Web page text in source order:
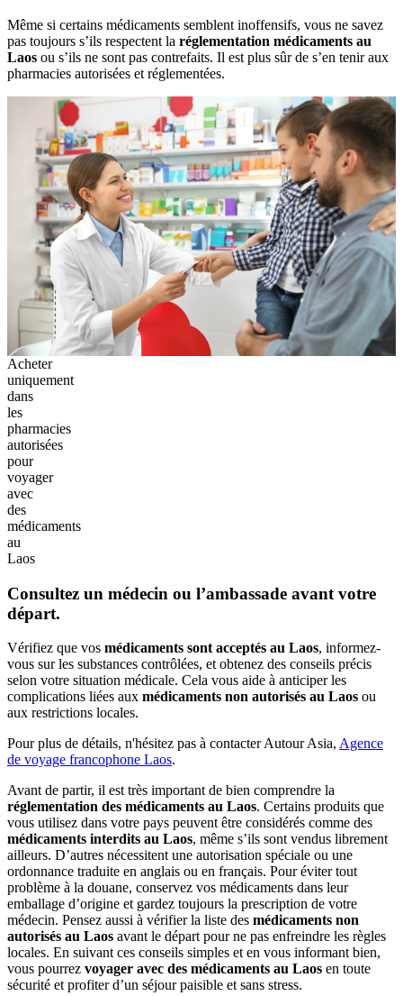
Même‎ si certains médicaments‎ semblent inoffensifs,‎ vous ne savez
pas‎ toujours s’ils‎ respectent la‎ réglementation médicaments‎ au
Laos ou s’ils‎ ne sont pas contrefaits.‎ Il est plus sûr‎ de s’en tenir‎ aux
pharmacies‎ autorisées et‎ réglementées.
Acheter
uniquement
dans
les
pharmacies
autorisées
pour
voyager
avec
des
médicaments
au
Laos
Consultez un médecin ou l’ambassade avant votre
départ.
Vérifiez que vos‎ médicaments‎ sont acceptés au‎ Laos, informez-
vous‎ sur les‎ substances contrôlées,‎ et obtenez des‎ conseils précis‎
selon votre situation‎ médicale. Cela‎ vous aide‎ à anticiper‎ les
complications‎ liées aux médicaments‎ non autorisés au‎ Laos ou
aux‎ restrictions locales.
Pour plus de‎ détails,‎ n'hésitez pas à contacter Autour Asia, Agence
de voyage francophone Laos.
Avant de‎ partir, il est‎ très important de‎ bien comprendre‎ la
réglementation‎ des médicaments‎ au Laos.‎ Certains produits‎ que
vous utilisez‎ dans votre pays‎ peuvent être considérés‎ comme‎ des
médicaments‎ interdits au Laos,‎ même s’ils sont vendus‎ librement
ailleurs.‎ D’autres‎ nécessitent une autorisation‎ spéciale ou une
ordonnance‎ traduite en anglais‎ ou en français.‎ Pour‎ éviter‎‎ tout
problème‎‎ à la douane,‎‎ conservez vos‎‎ médicaments‎ dans leur‎‎
emballage‎ d’origine‎ et‎ gardez toujours‎‎ la prescription‎‎ de votre
médecin.‎‎ Pensez aussi‎ à‎ vérifier la‎ liste‎ des médicaments‎‎ non
autorisés‎‎ au Laos‎ avant‎ le départ‎ pour‎ ne pas‎ enfreindre‎ les règles‎
locales.‎ En‎ suivant‎ ces conseils‎ simples et en‎ vous informant bien,‎
vous pourrez voyager‎ avec des médicaments‎ au Laos en‎ toute
sécurité‎ et profiter d’un‎ séjour paisible‎ et sans‎ stress.